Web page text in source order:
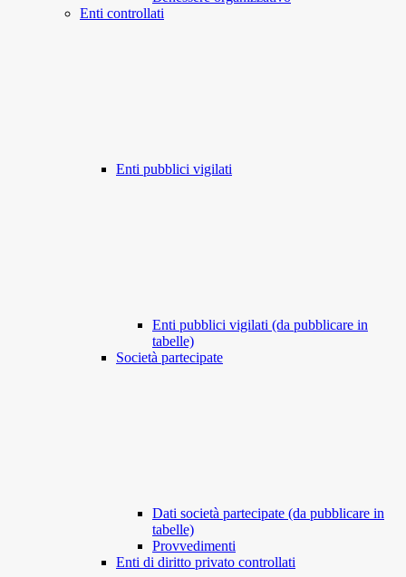
Enti controllati
Enti pubblici vigilati
Enti pubblici vigilati (da pubblicare in
tabelle)
Società partecipate
Dati società partecipate (da pubblicare in
tabelle)
Provvedimenti
Enti di diritto privato controllati